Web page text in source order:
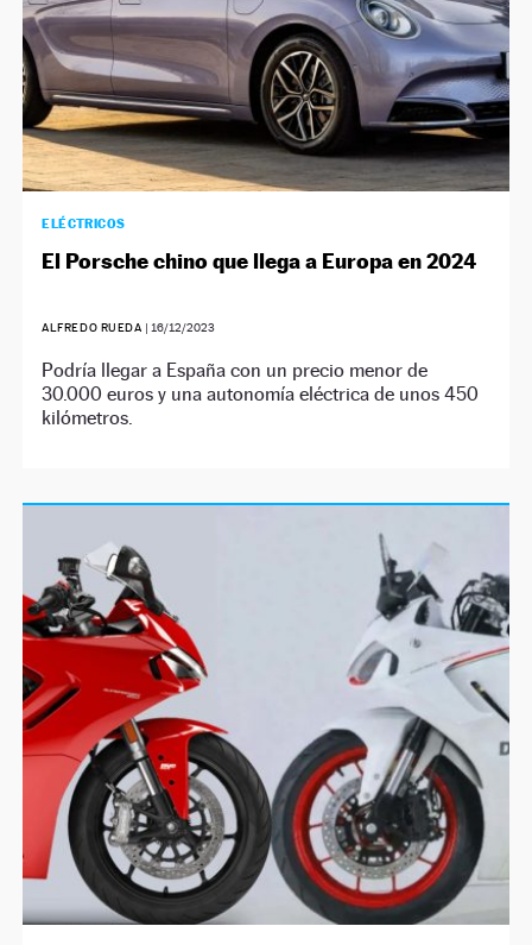
ELÉCTRICOS
El Porsche chino que llega a Europa en 2024
ALFREDO RUEDA | 16/12/2023
Podría llegar a España con un precio menor de
30.000 euros y una autonomía eléctrica de unos 450
kilómetros.